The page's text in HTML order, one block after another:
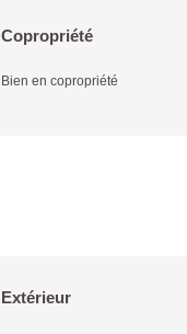
Copropriété
Bien en copropriété
Extérieur